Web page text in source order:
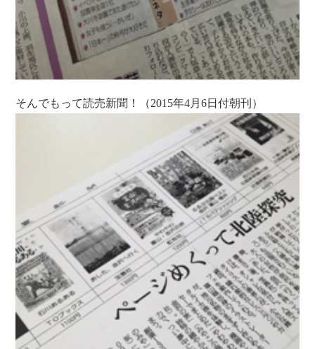
そんでもって読売新聞！（2015年4月6日付朝刊）